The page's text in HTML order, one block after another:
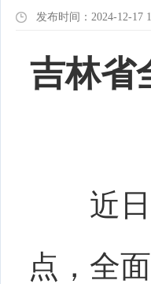
发布时间：2024-12-17
吉林省
近日
点，全